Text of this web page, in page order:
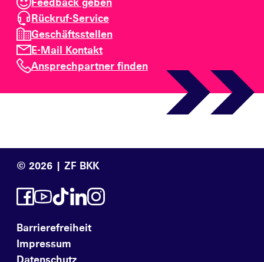
Rückruf-Service
Geschäftsstellen
E-Mail Kontakt
Ansprechpartner finden
© 2026 | ZF BKK
Barrierefreiheit
Impressum
Datenschutz